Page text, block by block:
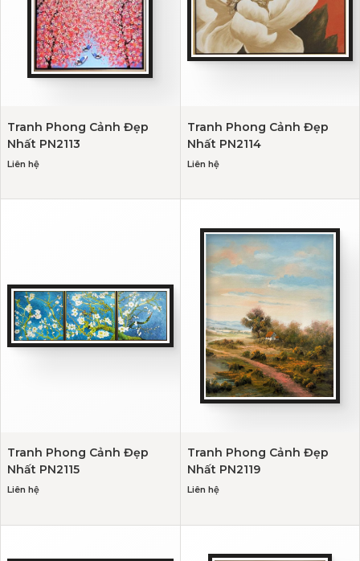
Tranh Phong Cảnh Đẹp
Nhất PN2113
Liên hệ
Tranh Phong Cảnh Đẹp
Nhất PN2114
Liên hệ
Tranh Phong Cảnh Đẹp
Nhất PN2115
Liên hệ
Tranh Phong Cảnh Đẹp
Nhất PN2119
Liên hệ